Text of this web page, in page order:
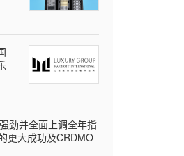
劲并全面上调全年指
更大成功及CRDMO